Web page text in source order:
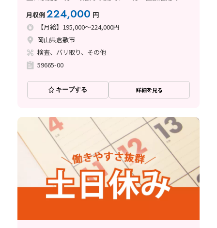
ャンス♪
月収例224,000 円
【月給】195,000～224,000円
岡山県倉敷市
検査、バリ取り、その他
59665-00
キープする 詳細を見る